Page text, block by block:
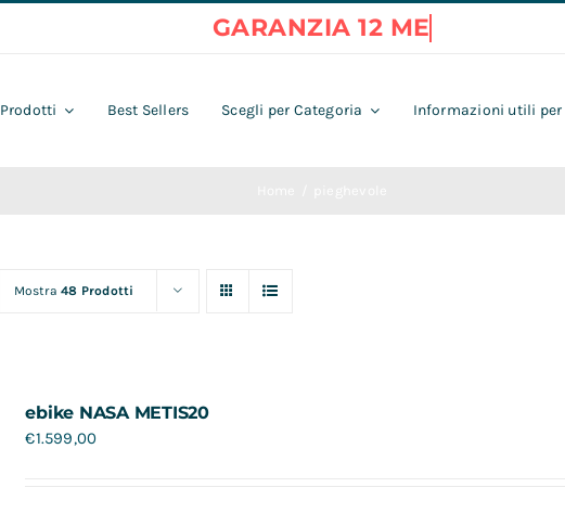
Prodotti Best Sellers Scegli per Categoria Informazioni utili per
Mostra48 Prodotti
ebike NASA METIS20
€1.599,00